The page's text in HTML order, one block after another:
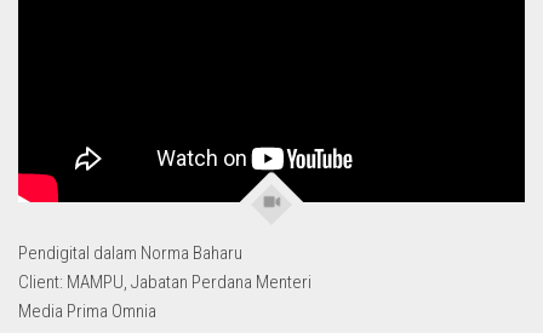
Pendigital dalam Norma Baharu
Client: MAMPU, Jabatan Perdana Menteri
Media Prima Omnia